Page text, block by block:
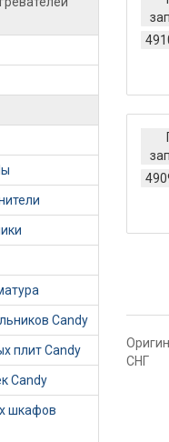
Candy
плит Candy
Candy
шкафов
СНГ